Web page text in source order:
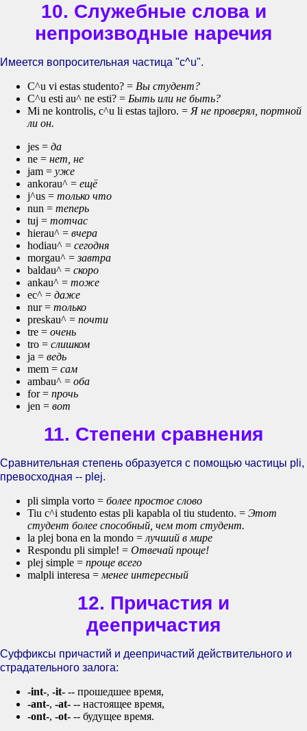
10. Служебные слова и
непроизводные наречия
Имеется вопросительная частица "c^u".
C^u vi estas studento? = Вы студент?
C^u esti au^ ne esti? = Быть или не быть?
Mi ne kontrolis, c^u li estas tajloro. = Я не проверял, портной
ли он.
jes = да
ne = нет, не
jam = уже
ankorau^ = ещё
j^us = только что
nun = теперь
tuj = тотчас
hierau^ = вчера
hodiau^ = сегодня
morgau^ = завтра
baldau^ = скоро
ankau^ = тоже
ec^ = даже
nur = только
preskau^ = почти
tre = очень
tro = слишком
ja = ведь
mem = сам
ambau^ = оба
for = прочь
jen = вот
11. Степени сравнения
Сравнительная степень образуется с помощью частицы pli,
превосходная -- plej.
pli simpla vorto = более простое слово
Tiu c^i studento estas pli kapabla ol tiu studento. = Этот
студент более способный, чем тот студент.
la plej bona en la mondo = лучший в мире
Respondu pli simple! = Отвечай проще!
plej simple = проще всего
malpli interesa = менее интересный
12. Причастия и
деепричастия
Суффиксы причастий и деепричастий действительного и
страдательного залога:
-int-, -it- -- прошедшее время,
-ant-, -at- -- настоящее время,
-ont-, -ot- -- будущее время.